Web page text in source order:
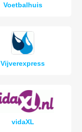
Voetbalhuis
Vijverexpress
vidaXL